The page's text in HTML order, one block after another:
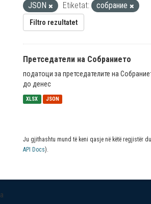
JSON
Etiketat: собрание
Filtro rezultatet
Претседатели на Собранието
податоци за претседателите на
до денес
XLSX JSON
Ju gjithashtu mund të keni qasje në këtë regjistër
API Docs).
a